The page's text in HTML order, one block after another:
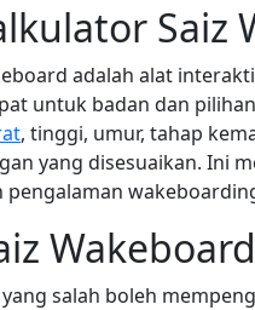
Saiz
adalah alat
untuk badan dan
, tinggi, umur, tahap
yang disesuaikan. Ini
pengalaman
salah boleh